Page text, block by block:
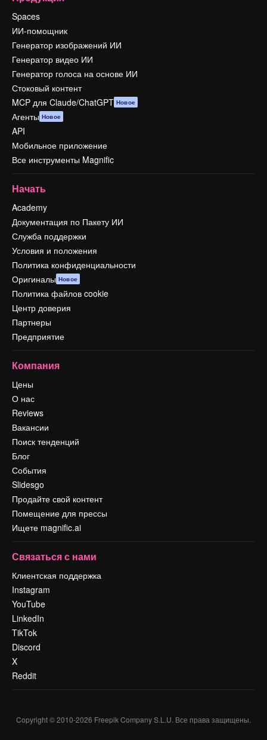
Spaces
ИИ-помощник
Генератор изображений ИИ
Генератор видео ИИ
Генератор голоса на основе ИИ
Стоковый контент
MCP для Claude/ChatGPT Новое
Агенты Новое
API
Мобильное приложение
Все инструменты Magnific
Начать
Academy
Документация по Пакету ИИ
Служба поддержки
Условия и положения
Политика конфиденциальности
Оригиналы Новое
Политика файлов cookie
Центр доверия
Партнеры
Предприятие
Компания
Цены
О нас
Reviews
Вакансии
Поиск тенденций
Блог
События
Slidesgo
Продайте свой контент
Помещение для прессы
Ищете magnific.ai
Связаться с нами
Клиентская поддержка
Instagram
YouTube
LinkedIn
TikTok
Discord
X
Reddit
Copyright © 2010-2026 Freepik Company S.L.U. Все права защищены.